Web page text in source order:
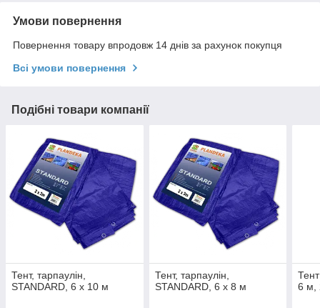
Умови повернення
Повернення товару впродовж 14 днів за рахунок покупця
Всі умови повернення
Подібні товари компанії
Тент, тарпаулін,
STANDARD, 6 х 10 м
Тент, тарпаулін,
STANDARD, 6 х 8 м
6 м,